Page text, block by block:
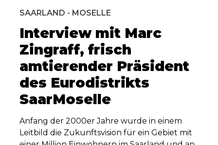
SAARLAND - MOSELLE
Interview mit Marc
Zingraff, frisch
amtierender Präsident
des Eurodistrikts
SaarMoselle
Anfang der 2000er Jahre wurde in einem
Leitbild die Zukunftsvision für ein Gebiet mit